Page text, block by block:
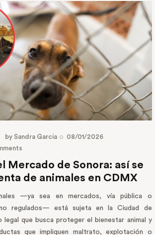
bySandra García
08/01/2026
Mercado de Sonora: así se
de animales en CDMX
—ya sea en mercados, vía pública o
regulados— está sujeta en la Ciudad de
legal que busca proteger el bienestar animal y
que impliquen maltrato, explotación o